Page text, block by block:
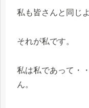
私も皆さんと同じ
それが私です。
私は私であって・
ん。